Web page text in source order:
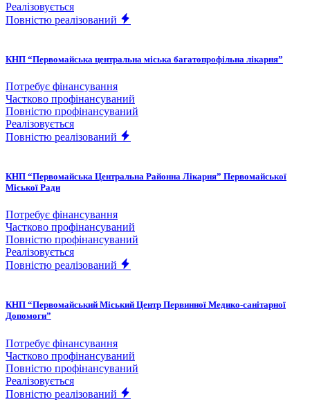
Реалізовується
Повністю реалізований
КНП “Первомайська центральна міська багатопрофільна лікарня”
Потребує фінансування
Частково профінансуваний
Повністю профінансуваний
Реалізовується
Повністю реалізований
КНП “Первомайська Центральна Районна Лікарня” Первомайської
Міської Ради
Потребує фінансування
Частково профінансуваний
Повністю профінансуваний
Реалізовується
Повністю реалізований
КНП “Первомайський Міський Центр Первинної Медико-санітарної
Допомоги”
Потребує фінансування
Частково профінансуваний
Повністю профінансуваний
Реалізовується
Повністю реалізований